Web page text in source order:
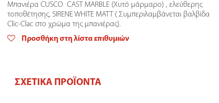
MARBLE
SIRENE
quantity
Μπανιέρα CUSCO CAST MARBLE (Χυτό μάρμαρο) , ελεύθερης
τοποθέτησης, SIRENE WHITE MATT ( Συμπεριλαμβάνεται βαλβίδα
Clic-Clac στο χρώμα της μπανιέρας).
Προσθήκη στη λίστα επιθυμιών
ΣΧΕΤΙΚΆ ΠΡΟΪΌΝΤΑ